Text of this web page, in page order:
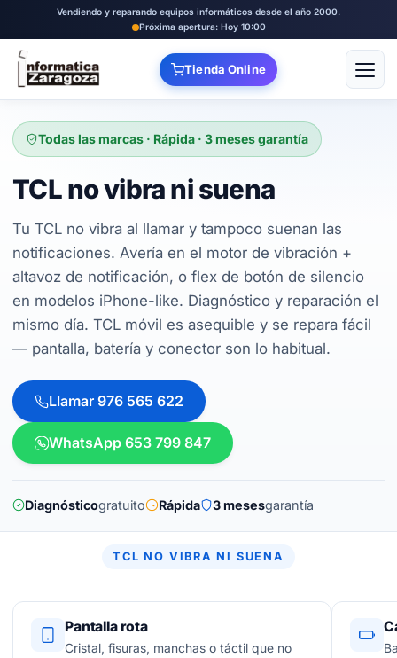
Vendiendo y reparando equipos informáticos desde el año 2000.
Próxima apertura: Hoy 10:00
Tienda Online Abrir
Todas las marcas · Rápida · 3 meses garantía
TCL no vibra ni suena
Tu TCL no vibra al llamar y tampoco suenan las
notificaciones. Avería en el motor de vibración +
altavoz de notificación, o flex de botón de silencio
en modelos iPhone-like. Diagnóstico y reparación el
mismo día. TCL móvil es asequible y se repara fácil
— pantalla, batería y conector son lo habitual.
Llamar 976 565 622
WhatsApp 653 799 847
Diagnósticogratuito Rápida 3 mesesgarantía
TCL NO VIBRA NI SUENA
Pantalla rota
Cristal, fisuras, manchas o táctil que no